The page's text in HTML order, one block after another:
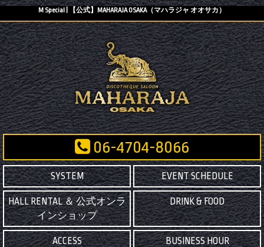
M Special | 【公式】MAHARAJA OSAKA（マハラジャ オオサカ）
06-4704-8066
SYSTEM EVENT SCHEDULE
HALL RENTAL ＆ 公式オンラ
インショップ
DRINK & FOOD
ACCESS BUSINESS HOUR